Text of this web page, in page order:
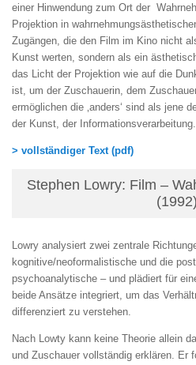
einer Hinwendung zum Ort der
Projektion in
Zugängen, die den Film im Kino nicht
Kunst werten, sondern als ein
das Licht der Projektion wie auf die
ist, um der Zuschauerin, dem
ermöglichen die ‚anders‘ sind als jene
der Kunst, der Informationsverarbeitung.
> vollständiger Text (pdf)
Stephen Lowry: Film –
(1992)
Lowry analysiert zwei zentrale
kognitive/neoformalistische und die
psychoanalytische – und plädiert für
beide Ansätze integriert, um das
differenziert zu verstehen.
Nach Lowty kann keine Theorie allein
und Zuschauer vollständig erklären. Er